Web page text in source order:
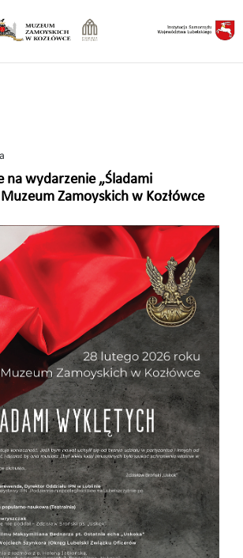
na wydarzenie „Śladami
Zamoyskich w Kozłówce